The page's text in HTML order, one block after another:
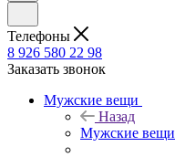
Телефоны
8 926 580 22 98
Заказать звонок
Мужские вещи
Назад
Мужские вещи